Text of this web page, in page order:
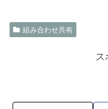
組み合わせ共有
ス